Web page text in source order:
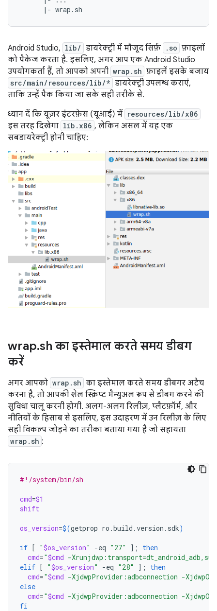
Android Studio, lib/ डायरेक्ट्री में मौजूद सिर्फ़ .so फ़ाइलों
को पैकेज करता है. इसलिए, अगर आप एक Android Studio
उपयोगकर्ता हैं, तो आपको अपनी wrap.sh फ़ाइलें इसके बजाय
src/main/resources/lib/* डायरेक्ट्री उपलब्ध कराएं,
ताकि उन्हें पैक किया जा सके सही तरीके से.
ध्यान दें कि यूज़र इंटरफ़ेस (यूआई) में resources/lib/x86
इस तरह दिखेगा lib.x86 , लेकिन असल में यह एक
सबडायरेक्ट्री होनी चाहिए:
wrap.sh का इस्तेमाल करते समय डीबग
करें
अगर आपको wrap.sh का इस्तेमाल करते समय डीबगर अटैच
करना है, तो आपकी शेल स्क्रिप्ट मैन्युअल रूप से डीबग करने की
सुविधा चालू करनी होगी. अलग-अलग रिलीज़, प्लैटफ़ॉर्म, और
नीतियों के हिसाब से इसलिए, इस उदाहरण में उन रिलीज़ के लिए
सही विकल्प जोड़ने का तरीका बताया गया है जो सहायता
wrap.sh :
#!/system/bin/sh
cmd=$1
shift
os_version=$(getprop ro.build.version.sdk)
if [ "$os_version" -eq "27" ] ;
then
cmd="$cmd -
elif [ "$os_version" -eq "28" ] ;
then
cmd="$cmd -XjdwpProvider:adbconnection -
else
cmd="$cmd -XjdwpProvider:adbconnection -
fi